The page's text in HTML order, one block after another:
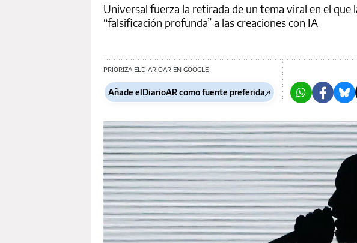
Universal fuerza la retirada de un tema viral en el
“falsificación profunda” a las creaciones con IA
PRIORIZA ELDIARIOAR EN GOOGLE
Añade elDiarioAR como fuente preferida